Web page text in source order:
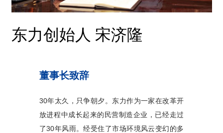
东力创始人 宋济隆
董事长致辞
30年太久，只争朝夕。东力作为一家在改革开
放进程中成长起来的民营制造企业，已经走过
了30年风雨。经受住了市场环境风云变幻的多